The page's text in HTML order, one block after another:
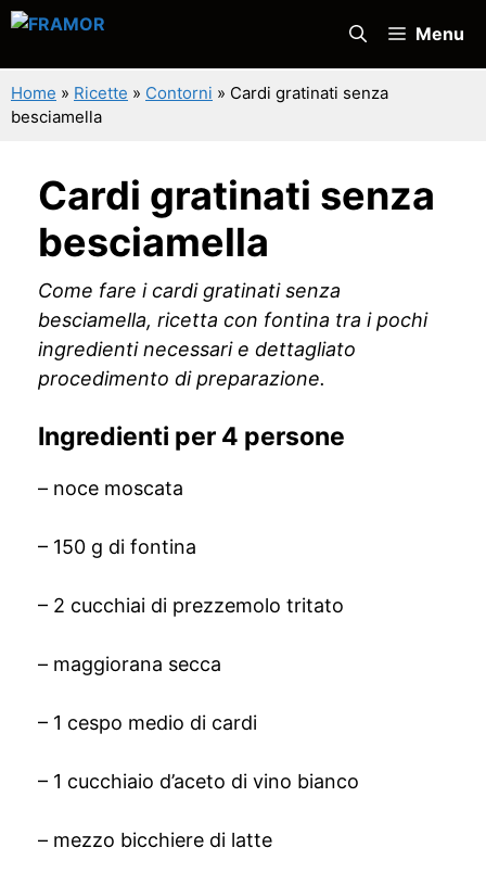
Vai
contenuto
Menu
Home » Ricette » Contorni » Cardi gratinati senza
besciamella
Cardi gratinati senza
besciamella
Come fare i cardi gratinati senza
besciamella, ricetta con fontina tra i pochi
ingredienti necessari e dettagliato
procedimento di preparazione.
Ingredienti per 4 persone
– noce moscata
– 150 g di fontina
– 2 cucchiai di prezzemolo tritato
– maggiorana secca
– 1 cespo medio di cardi
– 1 cucchiaio d’aceto di vino bianco
– mezzo bicchiere di latte